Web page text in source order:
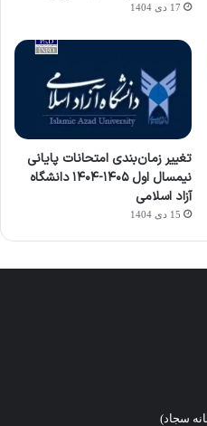
17 دی 1404
تغییر زمان‌بندی امتحانات پایانی
نیمسال اول ۱۴۰۵-۱۴۰۴ دانشگاه
آزاد اسلامی
15 دی 1404
سجاد)